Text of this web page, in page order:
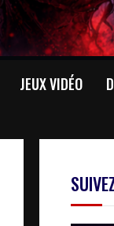
JEUX VIDÉO